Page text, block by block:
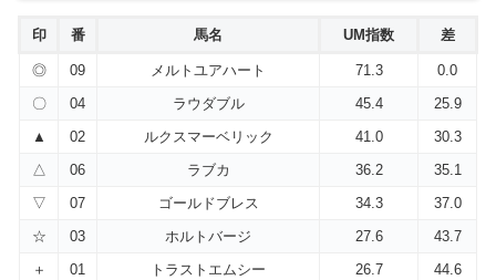
印 番 馬名 UM指数 差
◎ 09 メルトユアハート 71.3
0.0
〇
04 ラウダブル 45.4
25.9
▲
02 ルクスマーベリック 41.0
30.3
△
06 ラブカ 36.2
35.1
▽
07 ゴールドブレス 34.3
37.0
☆
03 ホルトバージ 27.6
43.7
＋
01 トラストエムシー 26.7
44.6